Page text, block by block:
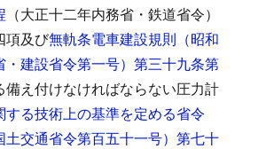
（大正十二年内務省・鉄道省令）
項及び無軌条電車建設規則（昭和
・建設省令第一号）第三十九条第
備え付けなければならない圧力計
する技術上の基準を定める省令
土交通省令第百五十一号）第七十